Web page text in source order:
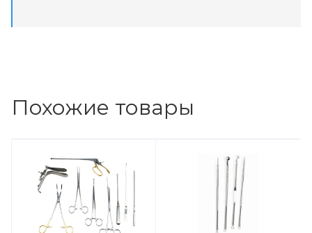
Похожие товары